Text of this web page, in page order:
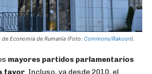
Economía de Rumanía (Foto: Commons/Rakoon).
mayores partidos parlamentarios
favor. Incluso, ya desde 2010, el